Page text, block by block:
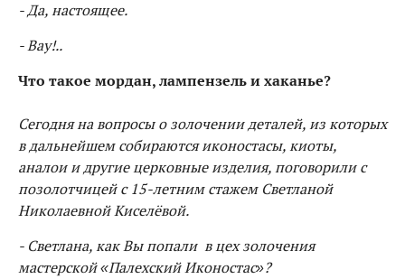
- Да, настоящее.
- Вау!..
Что такое мордан, лампензель и хаканье?
Сегодня на вопросы о золочении деталей, из которых
в дальнейшем собираются иконостасы, киоты,
аналои и другие церковные изделия, поговорили с
позолотчицей с 15-летним стажем Светланой
Николаевной Киселёвой.
- Светлана, как Вы попали в цех золочения
мастерской «Палехский Иконостас»?